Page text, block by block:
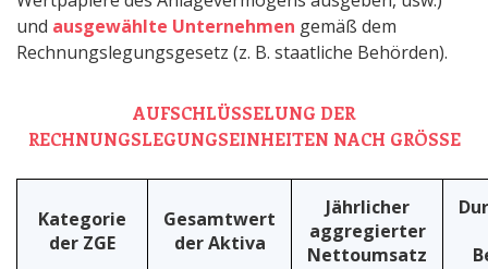
und ausgewählte Unternehmen gemäß dem
Rechnungslegungsgesetz (z. B. staatliche Behörden).
AUFSCHLÜSSELUNG DER
RECHNUNGSLEGUNGSEINHEITEN NACH GRÖSSE
Kategorie
der ZGE
Gesamtwert
der Aktiva
Jährlicher
aggregierter
Nettoumsatz